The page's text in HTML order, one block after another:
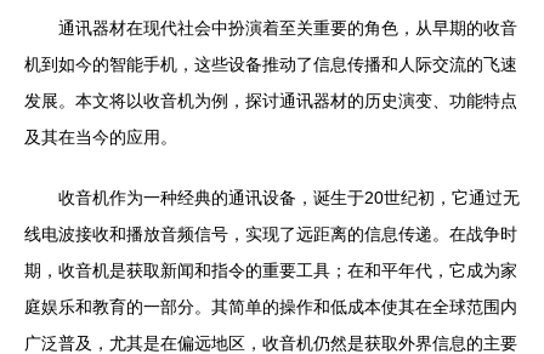
通讯器材在现代社会中扮演着至关重要的角色，从早期的收音
机到如今的智能手机，这些设备推动了信息传播和人际交流的飞速
发展。本文将以收音机为例，探讨通讯器材的历史演变、功能特点
及其在当今的应用。
收音机作为一种经典的通讯设备，诞生于20世纪初，它通过无
线电波接收和播放音频信号，实现了远距离的信息传递。在战争时
期，收音机是获取新闻和指令的重要工具；在和平年代，它成为家
庭娱乐和教育的一部分。其简单的操作和低成本使其在全球范围内
广泛普及，尤其是在偏远地区，收音机仍然是获取外界信息的主要